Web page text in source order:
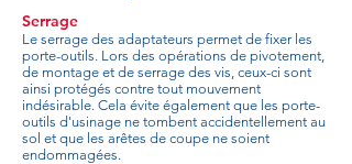
Serrage
Le serrage des adaptateurs permet de fixer les
porte-outils. Lors des opérations de pivotement,
de montage et de serrage des vis, ceux-ci sont
ainsi protégés contre tout mouvement
indésirable. Cela évite également que les porte-
outils d'usinage ne tombent accidentellement au
sol et que les arêtes de coupe ne soient
endommagées.